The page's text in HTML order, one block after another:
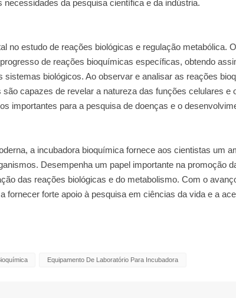
da pesquisa científica e da indústria.
no estudo de reações biológicas e regulação metabólica.
de reações bioquímicas específicas, obtendo
biológicos. Ao observar e analisar as reações
são capazes de revelar a natureza das funções celulares e
importantes para a pesquisa de doenças e o
a incubadora bioquímica fornece aos cientistas um
Desempenha um papel importante na promoção
das reações biológicas e do metabolismo. Com o
fornecer forte apoio à pesquisa em ciências da vida e a
Equipamento De Laboratório Para Incubadora